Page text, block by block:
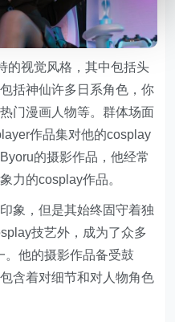
的视觉风格，其中包括头
括神仙许多日系角色，你
门漫画人物等。群体场面
作品集对他的cosplay
的摄影作品，他经常
力的cosplay作品。
象，但是其始终固守着独
技艺外，成为了众多
他的摄影作品备受鼓
含着对细节和对人物角色